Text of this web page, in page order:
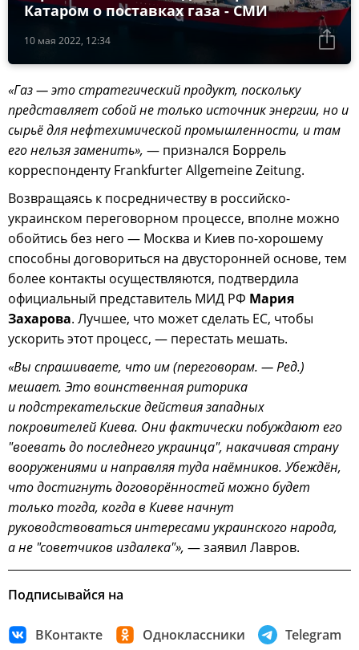
10 мая 2022, 12:34
Катаром о поставках газа - СМИ
«Газ — это стратегический продукт, поскольку
представляет собой не только источник энергии, но и
сырьё для нефтехимической промышленности, и там
его нельзя заменить», — признался Боррель
корреспонденту Frankfurter Allgemeine Zeitung.
Возвращаясь к посредничеству в российско-
украинском переговорном процессе, вполне можно
обойтись без него — Москва и Киев по-хорошему
способны договориться на двусторонней основе, тем
более контакты осуществляются, подтвердила
официальный представитель МИД РФ Мария
Захарова. Лучшее, что может сделать ЕС, чтобы
ускорить этот процесс, — перестать мешать.
«Вы спрашиваете, что им (переговорам. — Ред.)
мешает. Это воинственная риторика
и подстрекательские действия западных
покровителей Киева. Они фактически побуждают его
"воевать до последнего украинца", накачивая страну
вооружениями и направляя туда наёмников. Убеждён,
что достигнуть договорённостей можно будет
только тогда, когда в Киеве начнут
руководствоваться интересами украинского народа,
а не "советчиков издалека"», — заявил Лавров.
Подписывайся на
ВКонтакте Одноклассники Telegram